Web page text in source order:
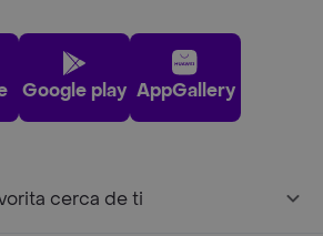
Google play AppGallery
cerca de ti